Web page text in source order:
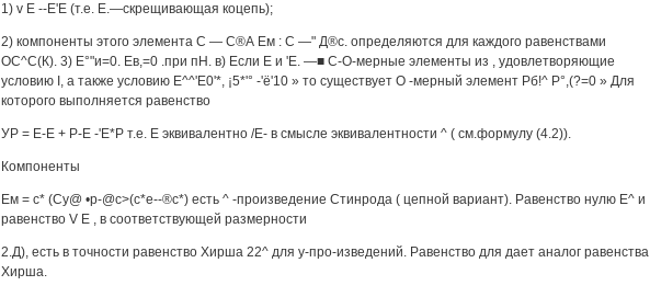
1) v Е --Е'Е (т.е. Е.—скрещивающая коцепь);
2) компоненты этого элемента С — С®А Ем : С —" Д®с. определяются для каждого равенствами
ОС^С(К). 3) Е°"и=0. Ев,=0 .при пН. в) Если Е и 'Е. —■ С-О-мерные элементы из , удовлетворяющие
условию I, а также условию Е^^'Е0'*, ¡5*'° -'ё'10 » то существует О -мерный элемент Рб!^ Р°,(?=0 » Для
которого выполняется равенство
УР = Е-Е + Р-Е -'Е*Р т.е. Е эквивалентно /Е- в смысле эквивалентности ^ ( см.формулу (4.2)).
Компоненты
Ем = с* (Су@ •р-@с>(с*е--®с*) есть ^ -произведение Стинрода ( цепной вариант). Равенство нулю Е^ и
равенство V Е , в соответствующей размерности
2.Д), есть в точности равенство Хирша 22^ для у-про-изведений. Равенство для дает аналог равенства
Хирша.